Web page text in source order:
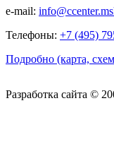
e-mail:
Телефоны: +7 (495)
Подробно (карта,
Разработка сайта ©